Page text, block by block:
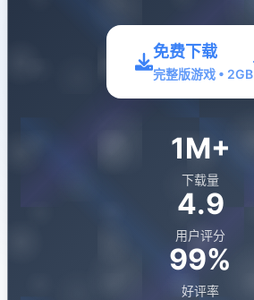
免费下载
完整版游戏 • 2GB
1M+
下载量
4.9
用户评分
99%
好评率